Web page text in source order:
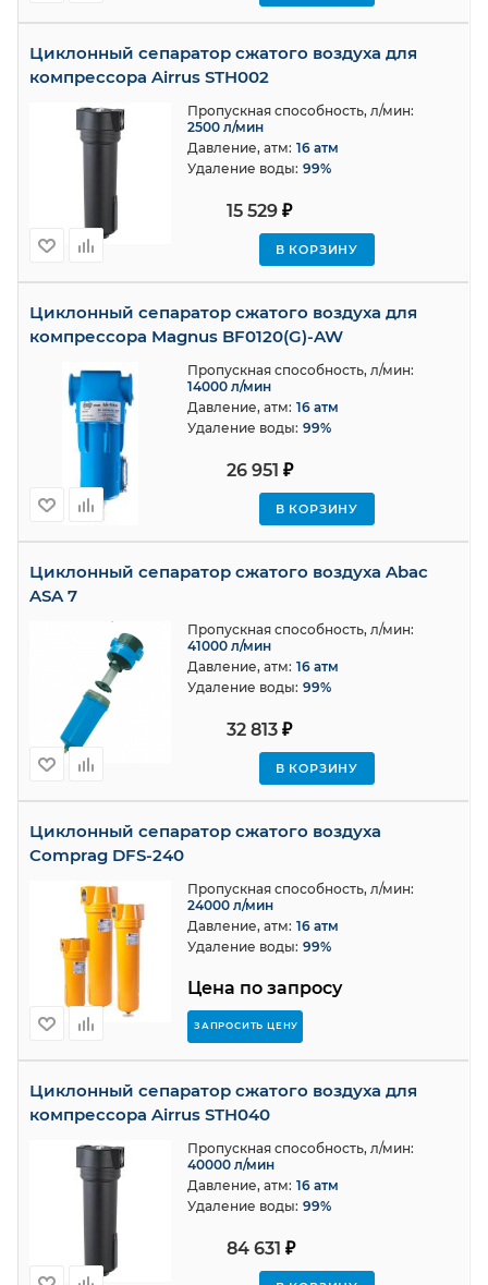
Циклонный сепаратор сжатого воздуха для
компрессора Airrus STH002
15 529₽
В КОРЗИНУ
Пропускная способность, л/мин:
2500 л/мин
Давление, атм: 16 атм
Удаление воды: 99%
Циклонный сепаратор сжатого воздуха для
компрессора Magnus BF0120(G)-AW
26 951 ₽
В КОРЗИНУ
Пропускная способность, л/мин:
14000 л/мин
Давление, атм: 16 атм
Удаление воды: 99%
Циклонный сепаратор сжатого воздуха Abac
ASA 7
32 813₽
В КОРЗИНУ
Пропускная способность, л/мин:
41000 л/мин
Давление, атм: 16 атм
Удаление воды: 99%
Циклонный сепаратор сжатого воздуха
Comprag DFS-240
Цена по запросу
ЗАПРОСИТЬ ЦЕНУ
Пропускная способность, л/мин:
24000 л/мин
Давление, атм: 16 атм
Удаление воды: 99%
Циклонный сепаратор сжатого воздуха для
компрессора Airrus STH040
84 631 ₽
Пропускная способность, л/мин:
40000 л/мин
Давление, атм: 16 атм
Удаление воды: 99%